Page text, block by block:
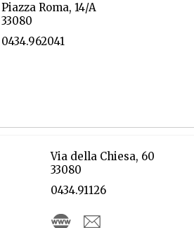
Piazza Roma, 14/A
33080
0434.962041
Via della Chiesa, 60
33080
0434.91126